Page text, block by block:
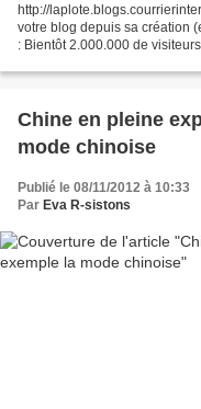
http://
votre blog depuis sa création
: Bientôt 2.000.000 de
Chine en pleine
mode chinoise
Publié le 08/11/2012 à 10:33
Par Eva R-sistons